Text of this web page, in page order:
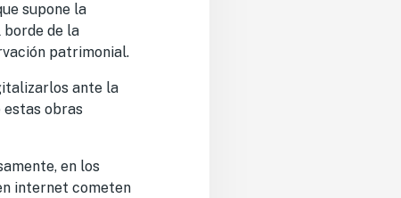
supone la
borde de la
patrimonial.
ante la
estas obras
en los
internet cometen